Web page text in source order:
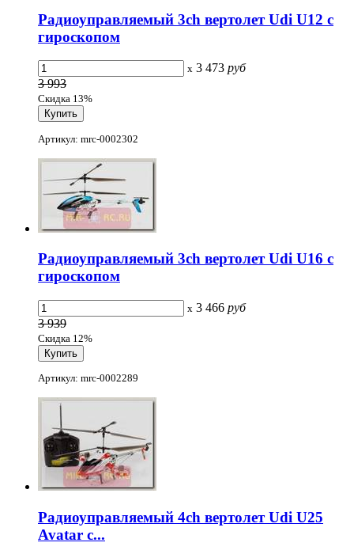
Радиоуправляемый 3ch вертолет Udi U12 с
гироскопом
x 3 473 руб
3 993
Скидка 13%
Артикул: mrc-0002302
Радиоуправляемый 3ch вертолет Udi U16 с
гироскопом
x 3 466 руб
3 939
Скидка 12%
Артикул: mrc-0002289
Радиоуправляемый 4ch вертолет Udi U25
Avatar с...